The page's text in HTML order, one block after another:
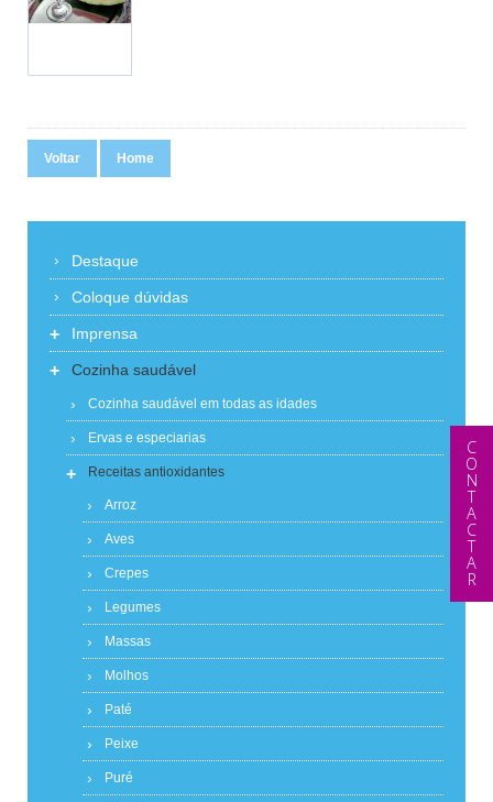
Voltar Home
Destaque
Coloque dúvidas
+ Imprensa
+ Cozinha saudável
Cozinha saudável em todas as idades
Ervas e especiarias
+ Receitas antioxidantes
Arroz
Aves
Crepes
Legumes
Massas
Molhos
Paté
Peixe
Puré
CONTACTAR